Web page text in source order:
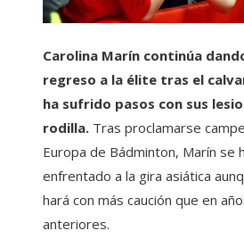
Carolina Marín continúa
regreso a la élite tras el
ha sufrido pasos con sus
rodilla. Tras proclamarse
Europa de Bádminton, Marín se
enfrentado a la gira asiática
hará con más caución que en
anteriores.